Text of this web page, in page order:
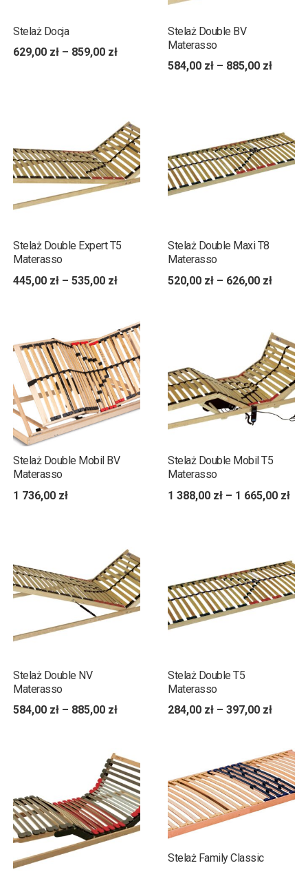
Stelaż Docja
629,00 zł – 859,00 zł
Stelaż Double BV
Materasso
584,00 zł – 885,00 zł
Stelaż Double Expert T5
Materasso
445,00 zł – 535,00 zł
Stelaż Double Maxi T8
Materasso
520,00 zł – 626,00 zł
Stelaż Double Mobil BV
Materasso
1 736,00 zł
Stelaż Double Mobil T5
Materasso
1 388,00 zł – 1 665,00 zł
Stelaż Double NV
Materasso
584,00 zł – 885,00 zł
Stelaż Double T5
Materasso
284,00 zł – 397,00 zł
Stelaż Family Classic